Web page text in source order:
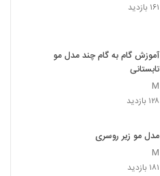
۱۶۱ بازدید
آموزش گام به گام چند مدل مو
تابستانی
M
۱۲۸ بازدید
مدل مو زیر روسری
M
۱۸۱ بازدید